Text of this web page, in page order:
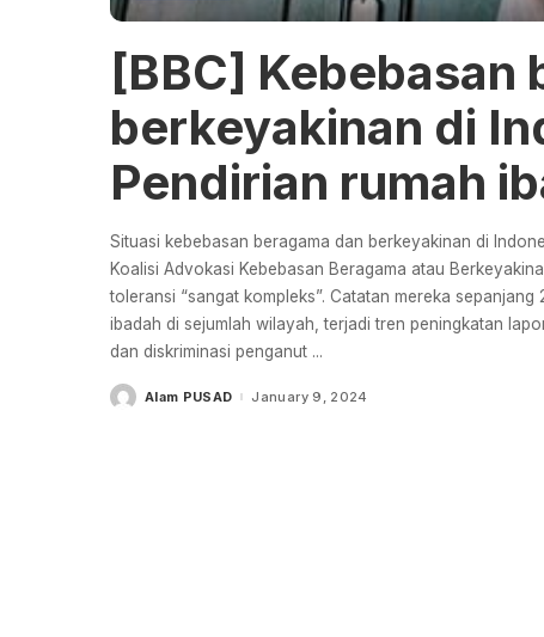
[BBC] Kebebasan
berkeyakinan di
Pendirian rumah
Situasi kebebasan beragama dan berkeyakinan di
Koalisi Advokasi Kebebasan Beragama atau
toleransi “sangat kompleks”. Catatan mereka
ibadah di sejumlah wilayah, terjadi tren peningkatan
dan diskriminasi penganut ...
PostedAlam PUSAD January 9, 2024